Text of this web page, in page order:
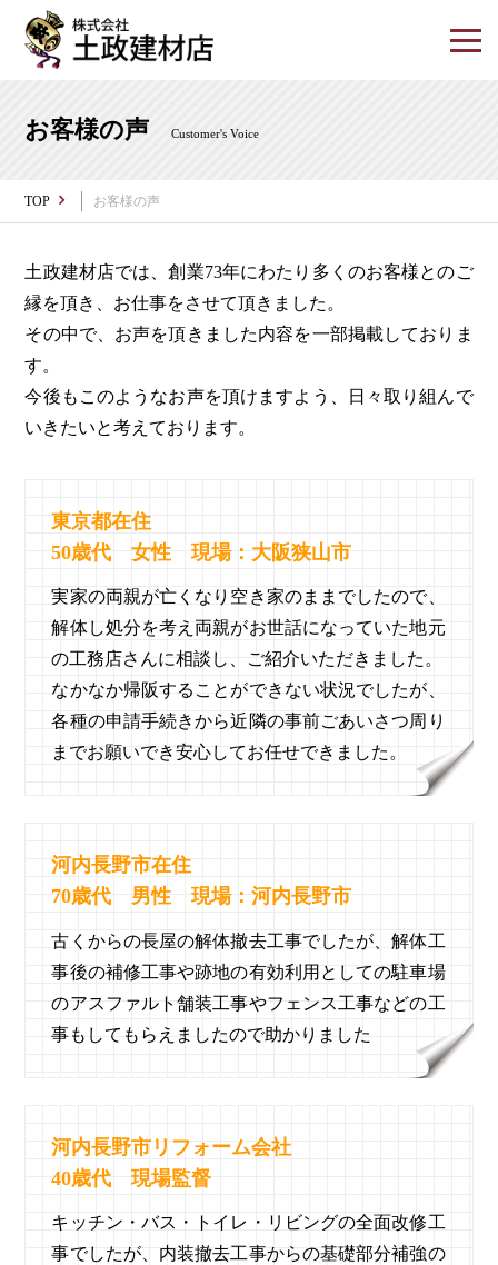
お客様の声 Customer's Voice
TOP お客様の声
土政建材店では、創業73年にわたり多くのお客様とのご
縁を頂き、お仕事をさせて頂きました。
その中で、お声を頂きました内容を一部掲載しておりま
す。
今後もこのようなお声を頂けますよう、日々取り組んで
いきたいと考えております。
東京都在住
50歳代 女性 現場：大阪狭山市
実家の両親が亡くなり空き家のままでしたので、
解体し処分を考え両親がお世話になっていた地元
の工務店さんに相談し、ご紹介いただきました。
なかなか帰阪することができない状況でしたが、
各種の申請手続きから近隣の事前ごあいさつ周り
までお願いでき安心してお任せできました。
河内長野市在住
70歳代 男性 現場：河内長野市
古くからの長屋の解体撤去工事でしたが、解体工
事後の補修工事や跡地の有効利用としての駐車場
のアスファルト舗装工事やフェンス工事などの工
事もしてもらえましたので助かりました
河内長野市リフォーム会社
40歳代 現場監督
キッチン・バス・トイレ・リビングの全面改修工
事でしたが、内装撤去工事からの基礎部分補強の